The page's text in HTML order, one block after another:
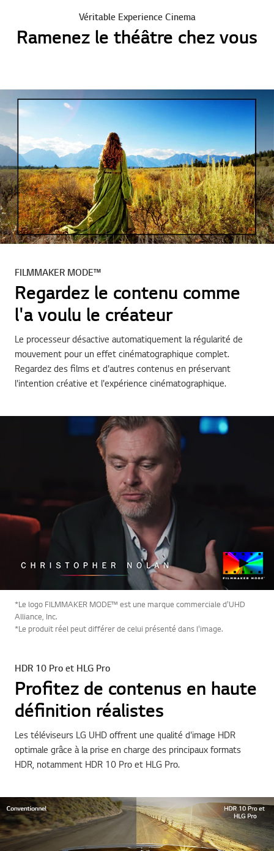
Véritable Experience Cinema
Ramenez le théâtre chez vous
FILMMAKER MODE™
Regardez le contenu comme
l'a voulu le créateur
Le processeur désactive automatiquement la régularité de
mouvement pour un effet cinématographique complet.
Regardez des films et d'autres contenus en préservant
l'intention créative et l'expérience cinématographique.
*Le logo FILMMAKER MODE™ est une marque commerciale d'UHD
Alliance, Inc.
*Le produit réel peut différer de celui présenté dans l'image.
HDR 10 Pro et HLG Pro
Profitez de contenus en haute
définition réalistes
Les téléviseurs LG UHD offrent une qualité d'image HDR
optimale grâce à la prise en charge des principaux formats
HDR, notamment HDR 10 Pro et HLG Pro.